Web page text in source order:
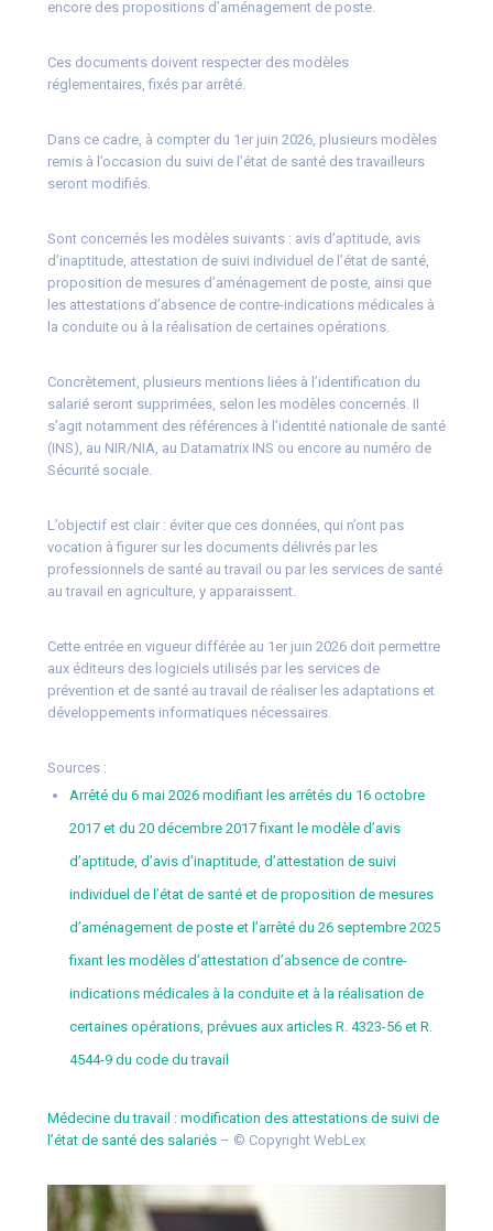
encore des propositions d’aménagement de poste.
Ces documents doivent respecter des modèles
réglementaires, fixés par arrêté.
Dans ce cadre, à compter du 1er juin 2026, plusieurs modèles
remis à l’occasion du suivi de l’état de santé des travailleurs
seront modifiés.
Sont concernés les modèles suivants : avis d’aptitude, avis
d’inaptitude, attestation de suivi individuel de l’état de santé,
proposition de mesures d’aménagement de poste, ainsi que
les attestations d’absence de contre-indications médicales à
la conduite ou à la réalisation de certaines opérations.
Concrètement, plusieurs mentions liées à l’identification du
salarié seront supprimées, selon les modèles concernés. Il
s’agit notamment des références à l’identité nationale de santé
(INS), au NIR/NIA, au Datamatrix INS ou encore au numéro de
Sécurité sociale.
L’objectif est clair : éviter que ces données, qui n’ont pas
vocation à figurer sur les documents délivrés par les
professionnels de santé au travail ou par les services de santé
au travail en agriculture, y apparaissent.
Cette entrée en vigueur différée au 1er juin 2026 doit permettre
aux éditeurs des logiciels utilisés par les services de
prévention et de santé au travail de réaliser les adaptations et
développements informatiques nécessaires.
Sources :
Arrêté du 6 mai 2026 modifiant les arrêtés du 16 octobre
2017 et du 20 décembre 2017 fixant le modèle d’avis
d’aptitude, d’avis d’inaptitude, d’attestation de suivi
individuel de l’état de santé et de proposition de mesures
d’aménagement de poste et l’arrêté du 26 septembre 2025
fixant les modèles d’attestation d’absence de contre-
indications médicales à la conduite et à la réalisation de
certaines opérations, prévues aux articles R. 4323-56 et R.
4544-9 du code du travail
Médecine du travail : modification des attestations de suivi de
l’état de santé des salariés– © Copyright WebLex